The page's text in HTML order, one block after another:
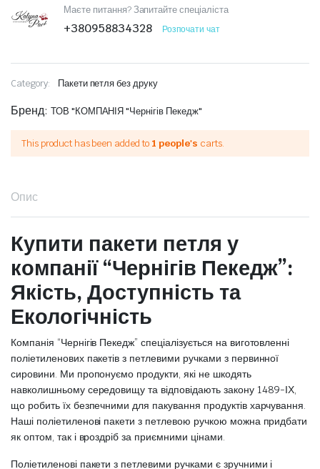
Маєте питання? Запитайте спеціаліста
+380958834328 Розпочати чат
Category: Пакети петля без друку
Бренд: ТОВ "КОМПАНІЯ "Чернігів Пекедж"
This product has been added to 1 people's carts.
Опис
Купити пакети петля у
компанії “Чернігів Пекедж”:
Якість, Доступність та
Екологічність
Компанія “Чернігів Пекедж” спеціалізується на виготовленні
поліетиленових пакетів з петлевими ручками з первинної
сировини. Ми пропонуємо продукти, які не шкодять
навколишньому середовищу та відповідають закону 1489-ІХ,
що робить їх безпечними для пакування продуктів харчування.
Наші поліетиленові пакети з петлевою ручкою можна придбати
як оптом, так і вроздріб за приємними цінами.
Поліетиленові пакети з петлевими ручками є зручними і